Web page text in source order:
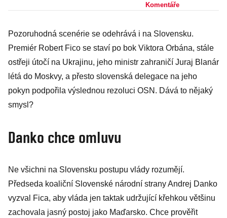
Trump nerad
schoval
červenou
čepici, Fiala
zbrojí
Komentáře
Pozoruhodná scenérie se odehrává i na Slovensku.
Premiér Robert Fico se staví po bok Viktora Orbána, stále
ostřeji útočí na Ukrajinu, jeho ministr zahraničí Juraj Blanár
létá do Moskvy, a přesto slovenská delegace na jeho
pokyn podpořila výslednou rezoluci OSN. Dává to nějaký
smysl?
Danko chce omluvu
Ne všichni na Slovensku postupu vlády rozumějí.
Předseda koaliční Slovenské národní strany Andrej Danko
vyzval Fica, aby vláda jen taktak udržující křehkou většinu
zachovala jasný postoj jako Maďarsko. Chce prověřit